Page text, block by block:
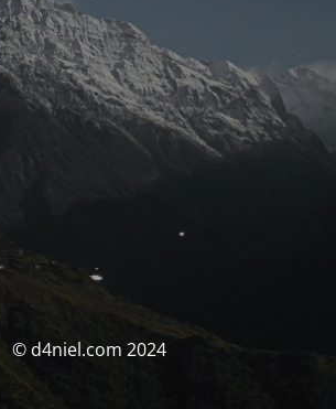
© d4niel.com 2024